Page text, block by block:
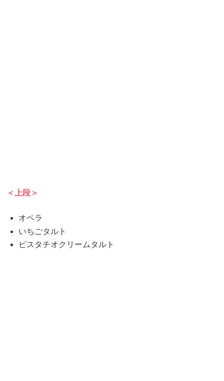
＜上段＞
オペラ
いちごタルト
ピスタチオクリームタルト